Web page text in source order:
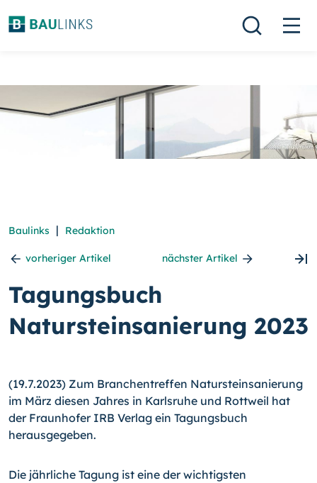
Baulinks | Redaktion
vorheriger Artikel nächster Artikel
Tagungsbuch
Natursteinsanierung 2023
(19.7.2023) Zum Branchentreffen Natursteinsanierung
im März diesen Jahres in Karlsruhe und Rottweil hat
der Fraunhofer IRB Verlag ein Tagungsbuch
herausgegeben.
Die jährliche Tagung ist eine der wichtigsten